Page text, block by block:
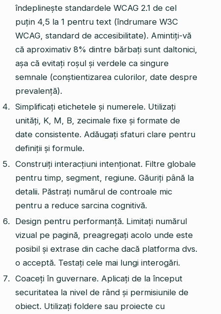
îndeplinește standardele WCAG 2.1 de cel
puțin 4,5 la 1 pentru text (îndrumare W3C
WCAG, standard de accesibilitate). Amintiți-vă
că aproximativ 8% dintre bărbați sunt daltonici,
așa că evitați roșul și verdele ca singure
semnale (conștientizarea culorilor, date despre
prevalență).
Simplificați etichetele și numerele. Utilizați
unități, K, M, B, zecimale fixe și formate de
date consistente. Adăugați sfaturi clare pentru
definiții și formule.
Construiți interacțiuni intenționat. Filtre globale
pentru timp, segment, regiune. Găuriți până la
detalii. Păstrați numărul de controale mic
pentru a reduce sarcina cognitivă.
Design pentru performanță. Limitați numărul
vizual pe pagină, preagregați acolo unde este
posibil și extrase din cache dacă platforma dvs.
o acceptă. Testați cele mai lungi interogări.
Coaceți în guvernare. Aplicați de la început
securitatea la nivel de rând și permisiunile de
obiect. Utilizați foldere sau proiecte cu